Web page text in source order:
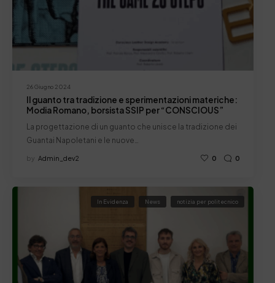
26 Giugno 2024
Il guanto tra tradizione e sperimentazioni materiche:
Modia Romano, borsista SSIP per “CONSCIOUS”
La progettazione di un guanto che unisce la tradizione dei
Guantai Napoletani e le nuove…
by Admin_dev2 0 0
In Evidenza News notizia per politecnico